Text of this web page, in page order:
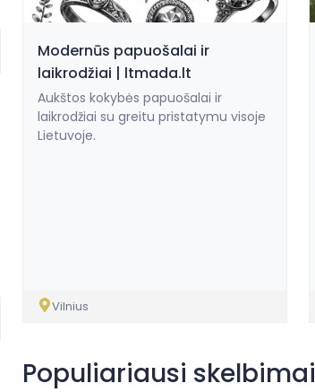
Modernūs papuošalai ir
laikrodžiai | ltmada.lt
Aukštos kokybės papuošalai ir
laikrodžiai su greitu pristatymu visoje
Lietuvoje.
Vilnius
Populiariausi skelbimai